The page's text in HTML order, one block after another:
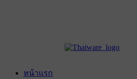
หน้าแรก